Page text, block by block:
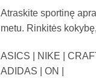
Atraskite sportinę
metu. Rinkitės
ASICS | NIKE |
ADIDAS | ON |